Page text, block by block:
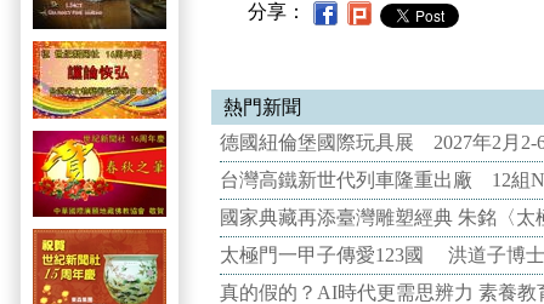
分享：
熱門新聞
德國紐倫堡國際玩具展 2027年2月2-
台灣高鐵新世代列車隆重出廠 12組
國家典藏再添臺灣雕塑經典 朱銘〈
太極門一甲子傳愛123國 洪道子博
真的假的？AI時代更需思辨力 素養